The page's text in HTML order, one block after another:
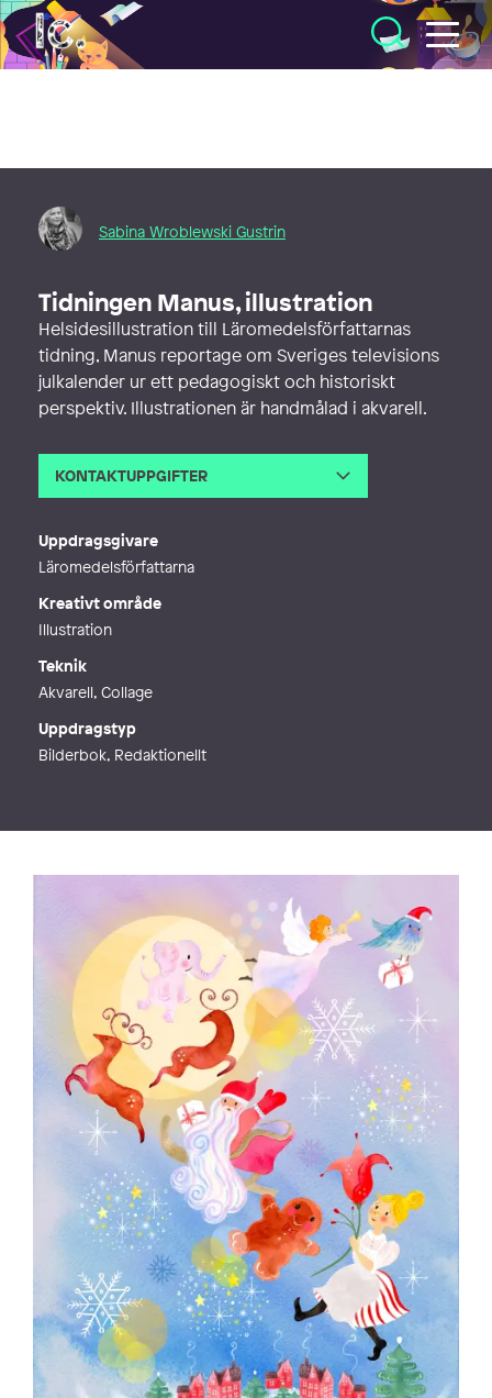
Illustratörcentrum
Sabina Wroblewski Gustrin
Tidningen Manus, illustration
Helsidesillustration till Läromedelsförfattarnas
tidning, Manus reportage om Sveriges televisions
julkalender ur ett pedagogiskt och historiskt
perspektiv. Illustrationen är handmålad i akvarell.
KONTAKTUPPGIFTER
Uppdragsgivare
Läromedelsförfattarna
Kreativt område
Illustration
Teknik
Akvarell, Collage
Uppdragstyp
Bilderbok, Redaktionellt